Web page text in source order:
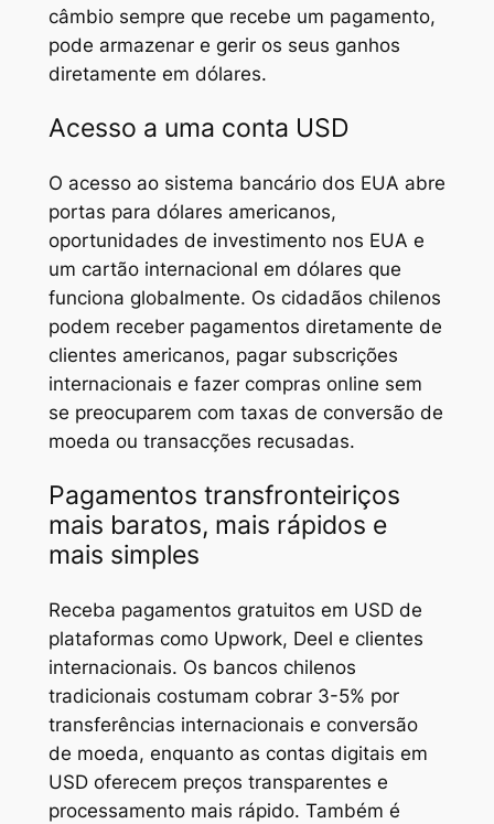
câmbio sempre que recebe um pagamento,
pode armazenar e gerir os seus ganhos
diretamente em dólares.
Acesso a uma conta USD
O acesso ao sistema bancário dos EUA abre
portas para dólares americanos,
oportunidades de investimento nos EUA e
um cartão internacional em dólares que
funciona globalmente. Os cidadãos chilenos
podem receber pagamentos diretamente de
clientes americanos, pagar subscrições
internacionais e fazer compras online sem
se preocuparem com taxas de conversão de
moeda ou transacções recusadas.
Pagamentos transfronteiriços
mais baratos, mais rápidos e
mais simples
Receba pagamentos gratuitos em USD de
plataformas como Upwork, Deel e clientes
internacionais. Os bancos chilenos
tradicionais costumam cobrar 3-5% por
transferências internacionais e conversão
de moeda, enquanto as contas digitais em
USD oferecem preços transparentes e
processamento mais rápido. Também é